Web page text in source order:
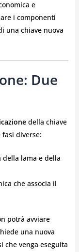
e
i componenti
una chiave nuova
Due
della chiave
diverse:
della lama e della
che associa il
potrà avviare
una nuova
che venga eseguita